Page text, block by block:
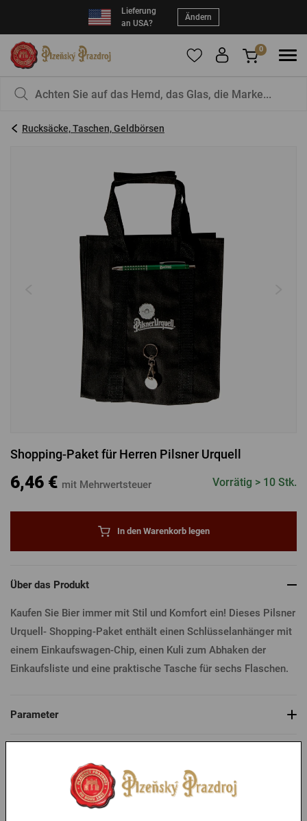
Lieferung
an USA?
Ändern
registrieren Sie sichbitte.
Vergessenes Passwort Neue Registrierung
ANMELDUNG ÜBER FACEBOOK
0
schade?
Rucksäcke, Taschen, Geldbörsen
Shopping-Paket für Herren Pilsner Urquell
6,46 € mit Mehrwertsteuer Vorrätig > 10 Stk.
In den Warenkorb legen
Über das Produkt
Kaufen Sie Bier immer mit Stil und Komfort ein! Dieses Pilsner
Urquell- Shopping-Paket enthält einen Schlüsselanhänger mit
einem Einkaufswagen-Chip, einen Kuli zum Abhaken der
Einkaufsliste und eine praktische Tasche für sechs Flaschen.
Parameter
Das könnte Sie interessieren